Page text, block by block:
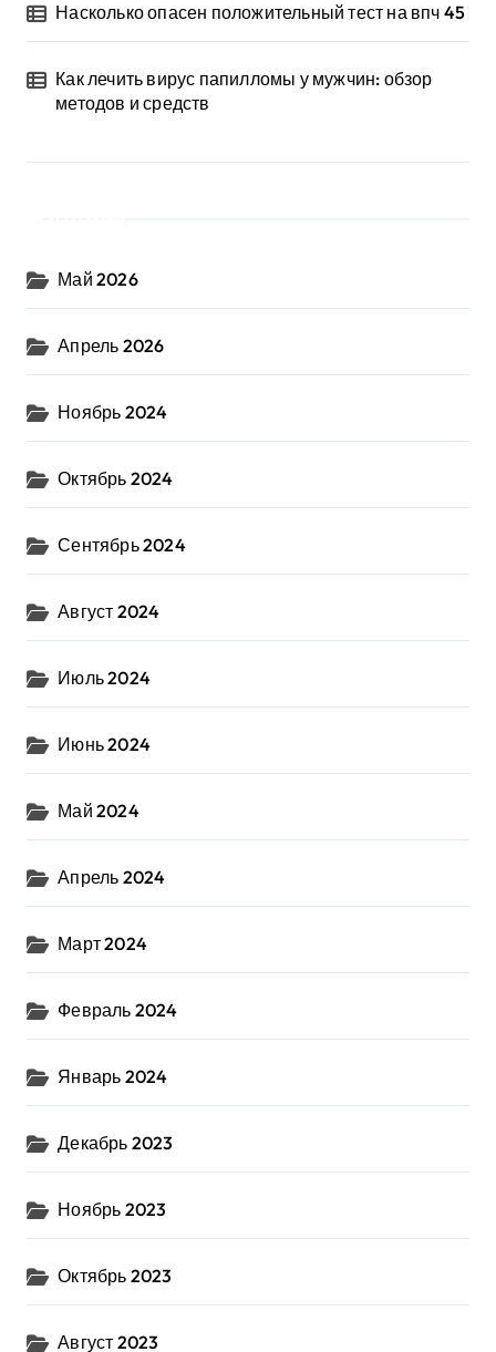
Насколько опасен положительный тест на впч 45
Как лечить вирус папилломы у мужчин: обзор
методов и средств
Май 2026
Апрель 2026
Ноябрь 2024
Октябрь 2024
Сентябрь 2024
Август 2024
Июль 2024
Июнь 2024
Май 2024
Апрель 2024
Март 2024
Февраль 2024
Январь 2024
Декабрь 2023
Ноябрь 2023
Октябрь 2023
Август 2023